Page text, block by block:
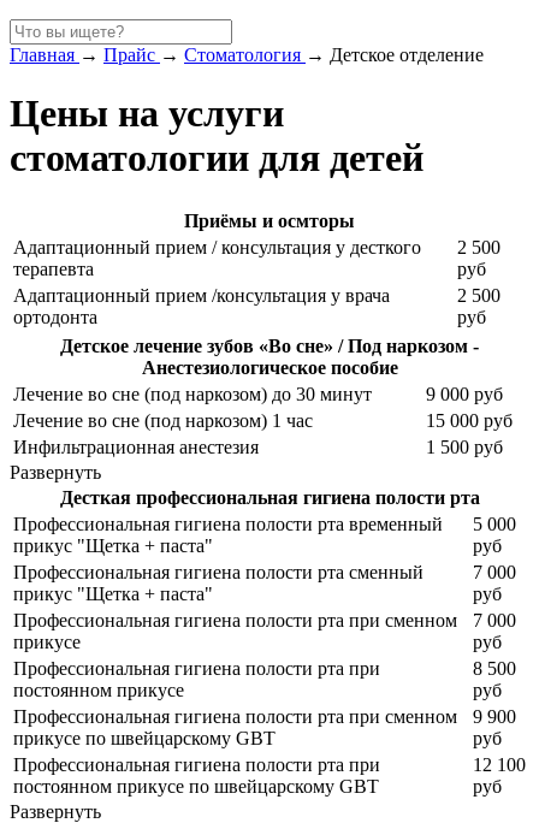
Главная → Прайс → Стоматология → Детское отделение
Цены на услуги
стоматологии для детей
Приёмы и осмторы
Адаптационный прием / консультация у десткого
терапевта
2 500
руб
Адаптационный прием /консультация у врача
ортодонта
2 500
руб
Детское лечение зубов «Во сне» / Под наркозом -
Анестезиологическое пособие
Лечение во сне (под наркозом) до 30 минут
9 000 руб
Лечение во сне (под наркозом) 1 час
15 000 руб
Инфильтрационная анестезия
1 500 руб
Развернуть
Десткая профессиональная гигиена полости рта
Профессиональная гигиена полости рта временный
прикус "Щетка + паста"
5 000
руб
Профессиональная гигиена полости рта сменный
прикус "Щетка + паста"
7 000
руб
Профессиональная гигиена полости рта при сменном
прикусе
7 000
руб
Профессиональная гигиена полости рта при
постоянном прикусе
8 500
руб
Профессиональная гигиена полости рта при сменном
прикусе по швейцарскому GBT
9 900
руб
Профессиональная гигиена полости рта при
постоянном прикусе по швейцарскому GBT
12 100
руб
Развернуть